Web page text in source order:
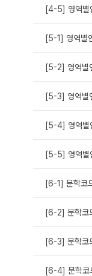
[4-5] 영역별
[5-1] 영역별
[5-2] 영역별
[5-3] 영역별
[5-4] 영역별
[5-5] 영역별
[6-1] 문학코
[6-2] 문학코
[6-3] 문학코
[6-4] 문학코